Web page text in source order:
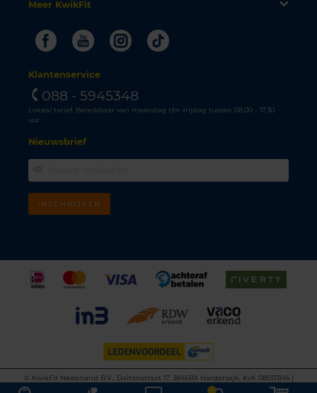
Meer KwikFit
FacebookYoutubeInstagram
Tiktok
Klantenservice
088 - 5945348
Lokaal tarief. Bereikbaar van maandag t/m vrijdag tussen 08.00 - 17.30
uur.
Nieuwsbrief
INSCHRIJVEN
©
KwikFit Nederland B.V., Daltonstraat 17, 3846BX Harderwijk, KvK 08017845 |
Algemene voorwaarden
Privacyverklaring Cookiebeleid Disclaimer